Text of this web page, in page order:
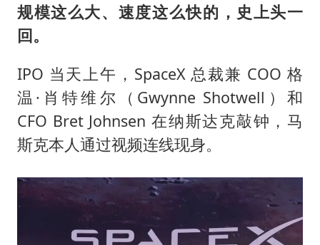
规模这么大、速度这么快的，史上头一
回。
IPO 当天上午，SpaceX 总裁兼 COO 格
温·肖特维尔（Gwynne Shotwell）和
CFO Bret Johnsen 在纳斯达克敲钟，马
斯克本人通过视频连线现身。